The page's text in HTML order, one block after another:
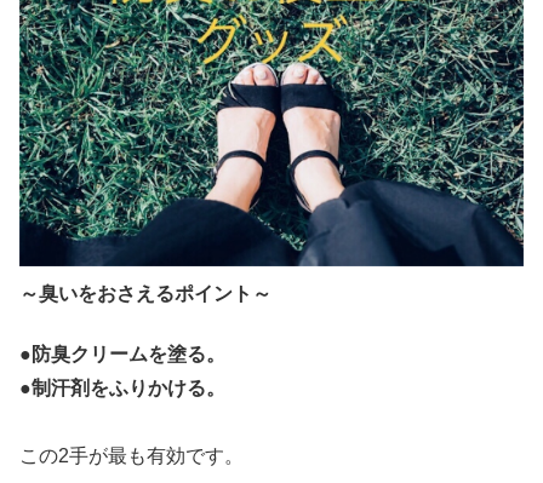
～臭いをおさえるポイント～
●防臭クリームを塗る。
●制汗剤をふりかける。
この2手が最も有効です。